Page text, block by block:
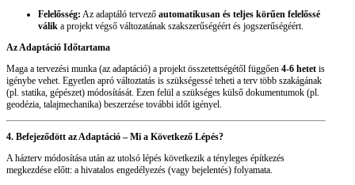
Felelősség: Az adaptáló tervező automatikusan és teljes körűen felelőssé
válik a projekt végső változatának szakszerűségéért és jogszerűségéért.
Az Adaptáció Időtartama
Maga a tervezési munka (az adaptáció) a projekt összetettségétől függően 4-6 hetet is
igénybe vehet. Egyetlen apró változtatás is szükségessé teheti a terv több szakágának
(pl. statika, gépészet) módosítását. Ezen felül a szükséges külső dokumentumok (pl.
geodézia, talajmechanika) beszerzése további időt igényel.
4. Befejeződött az Adaptáció – Mi a Következő Lépés?
A házterv módosítása után az utolsó lépés következik a tényleges építkezés
megkezdése előtt: a hivatalos engedélyezés (vagy bejelentés) folyamata.